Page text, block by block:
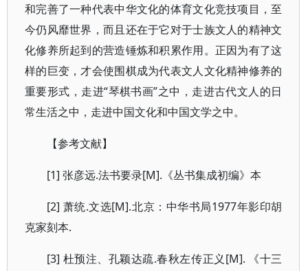
和完善了一种代表中华文化的体育文化竞技项目，至
今仍风靡世界，而且还在于它对于士族文人的精神文
化修养所起到的营造锤炼和积累作用。正因为有了这
样的巨变，才会使围棋成为代表文人文化精神修养的
重要形式，走进“琴棋书画”之中，走进古代文人的日
常生活之中，走进中国文化和中国文学之中。
【参考文献】
[1] 张彦远.法书要录[M].《丛书集成初编》本
[2] 萧统.文选[M].北京：中华书局1977年影印胡
克家刻本.
[3] 杜预注、孔颖达疏.春秋左传正义[M]. 《十三